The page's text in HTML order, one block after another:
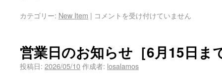
カテゴリー: New Item | コメントを受け付けていません
営業日のお知らせ［6月15日ま
投稿日: 2026/05/10作成者: losalamos